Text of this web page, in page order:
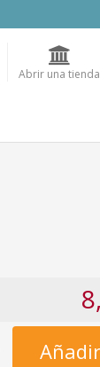
Abrir una tienda